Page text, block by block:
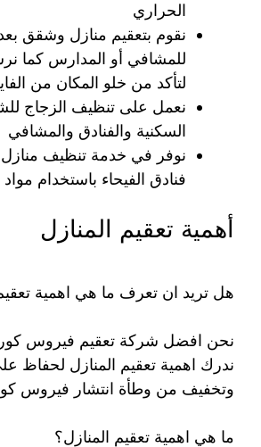
الحراري
نقوم بتعقيم منازل وشقق بعد
للمشافي أو المدارس كما
لتأكد من خلو المكان من
نعمل على تنظيف الزجاج
السكنية والفنادق والمشافي
نوفر في خدمة تنظيف منازل
فنادق الفيحاء باستخدام
أهمية تعقيم المنازل
هل تريد ان تعرف ما هي اهمية
نحن افضل شركة تعقيم فيروس
ندرك اهمية تعقيم المنازل لحفاظ
وتخفيف من وطأة انتشار فيروس
ما هي اهمية تعقيم المنازل؟